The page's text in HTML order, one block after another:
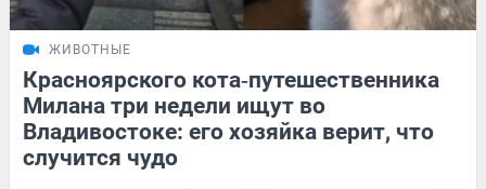
ЖИВОТНЫЕ
Красноярского кота‑путешественника
Милана три недели ищут во
Владивостоке: его хозяйка верит, что
случится чудо